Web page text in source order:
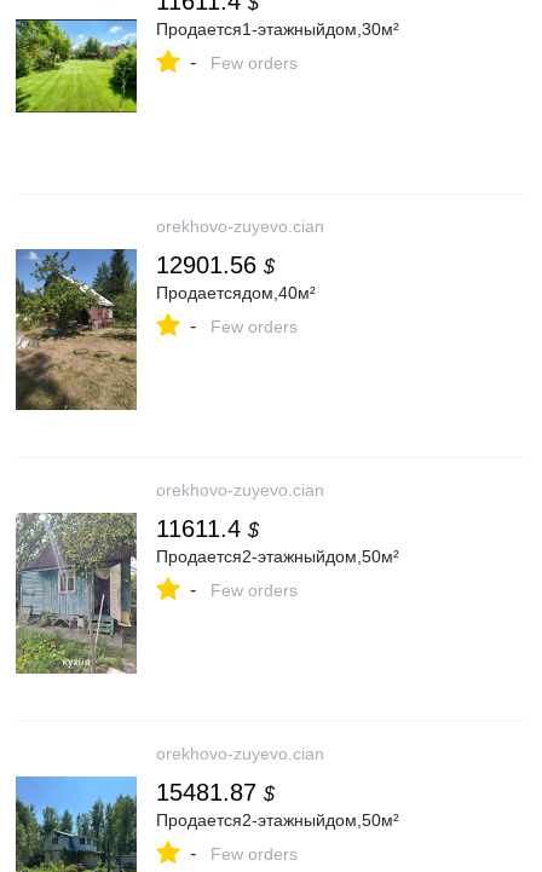
Продается1-этажныйдом,30м²
- Few orders
orekhovo-zuyevo.cian
12901.56 $
Продаетсядом,40м²
- Few orders
orekhovo-zuyevo.cian
11611.4 $
Продается2-этажныйдом,50м²
- Few orders
orekhovo-zuyevo.cian
15481.87 $
Продается2-этажныйдом,50м²
- Few orders